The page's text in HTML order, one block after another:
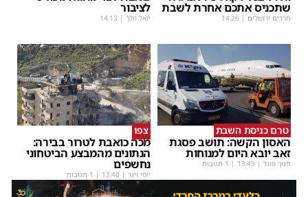
שתכניס אתכם אחרת לשבת
חרדים ירושלים |
14:26
לציבור
יואל וולך |
14:13
טרם כניסת השבת
האסון הקשה: תושב פסגת
זאב יובא היום למנוחות
חנוך פוגל |
13:49 | 1 תגובות
צפו
מכה כואבת לטרור בבירה:
הנתונים מהמבצע הביטחוני
נחשפים
יוסי וינר |
13:40 | 1 תגובות